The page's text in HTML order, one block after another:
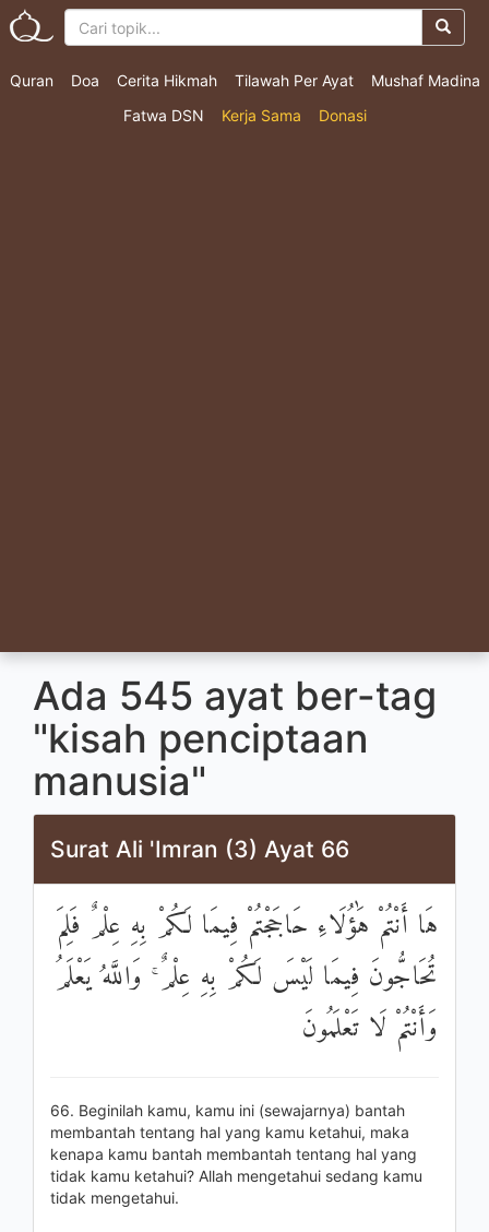
Quran Doa Cerita Hikmah Tilawah Per Ayat
Mushaf Madina
Fatwa DSN
Kerja Sama Donasi
Ada 545 ayat ber-tag
"kisah penciptaan
manusia"
Surat Ali 'Imran (3) Ayat 66
هَا أَنْتُمْ هَٰؤُلَاءِ حَاجَجْتُمْ فِيمَا لَكُمْ بِهِ عِلْمٌ فَلِمَ
تُحَاجُّونَ فِيمَا لَيْسَ لَكُمْ بِهِ عِلْمٌ ۚ وَاللَّهُ يَعْلَمُ
وَأَنْتُمْ لَا تَعْلَمُونَ
66. Beginilah kamu, kamu ini (sewajarnya) bantah
membantah tentang hal yang kamu ketahui, maka
kenapa kamu bantah membantah tentang hal yang
tidak kamu ketahui? Allah mengetahui sedang kamu
tidak mengetahui.